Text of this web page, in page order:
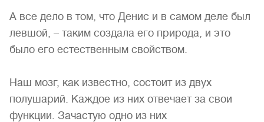
А все дело в том, что Денис и в самом деле был
левшой, – таким создала его природа, и это
было его естественным свойством.
Наш мозг, как известно, состоит из двух
полушарий. Каждое из них отвечает за свои
функции. Зачастую одно из них